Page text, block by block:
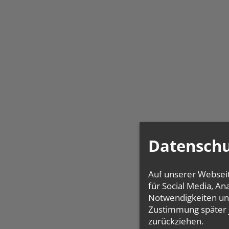
Auf unserer
für Social Media,
Notwendigkeiten
Zustimmung
zurückziehen.